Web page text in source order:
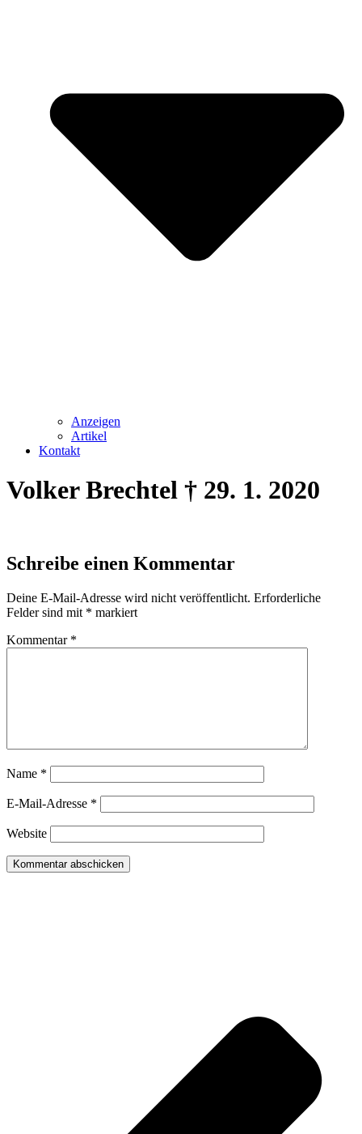
Anzeigen
Artikel
Kontakt
Volker Brechtel † 29. 1. 2020
Schreibe einen Kommentar
Deine E-Mail-Adresse wird nicht veröffentlicht. Erforderliche
Felder sind mit * markiert
Kommentar *
Name *
E-Mail-Adresse *
Website